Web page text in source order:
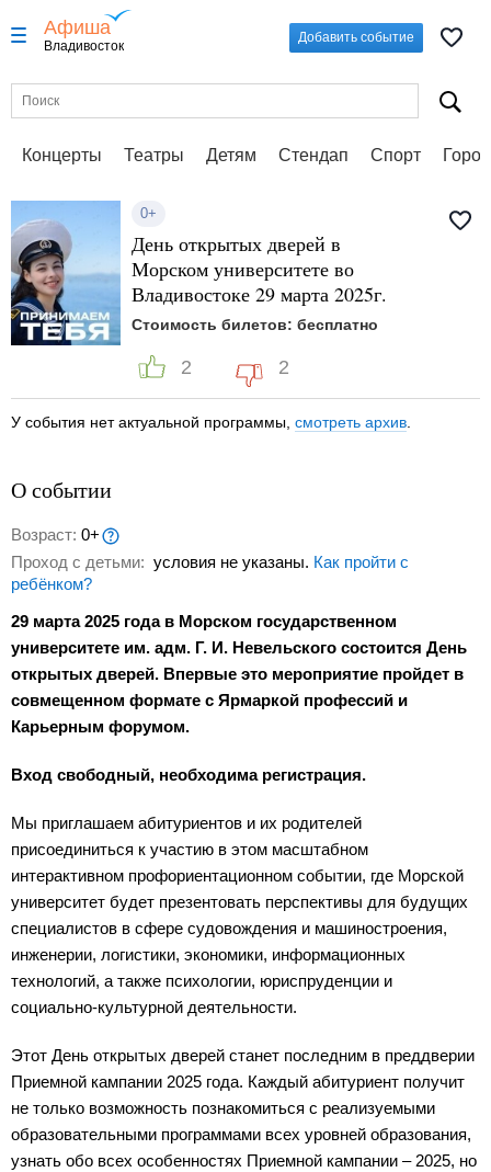
Афиша
Владивосток
Добавить событие
Концерты Театры Детям Стендап Спорт
0+
День открытых дверей в
Морском университете во
Владивостоке 29 марта 2025г.
Стоимость билетов: бесплатно
2 2
У события нет актуальной программы, смотреть архив
О событии
Возраст: 0+
Проход с детьми: условия не указаны. Как пройти с
ребёнком?
29 марта 2025 года в Морском государственном
университете им. адм. Г. И. Невельского состоится День
открытых дверей. Впервые это мероприятие пройдет в
совмещенном формате с Ярмаркой профессий и
Карьерным форумом.
Вход свободный, необходима регистрация.
Мы приглашаем абитуриентов и их родителей
присоединиться к участию в этом масштабном
интерактивном профориентационном событии, где Морской
университет будет презентовать перспективы для будущих
специалистов в сфере судовождения и машиностроения,
инженерии, логистики, экономики, информационных
технологий, а также психологии, юриспруденции и
социально-культурной деятельности.
Этот День открытых дверей станет последним в преддверии
Приемной кампании 2025 года. Каждый абитуриент получит
не только возможность познакомиться с реализуемыми
образовательными программами всех уровней образования,
узнать обо всех особенностях Приемной кампании – 2025, но